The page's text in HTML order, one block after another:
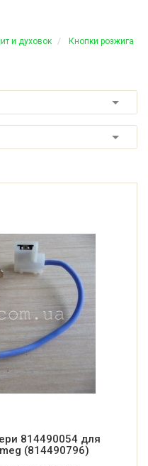
и духовок Кнопки розжига
814490054 для
(814490796)